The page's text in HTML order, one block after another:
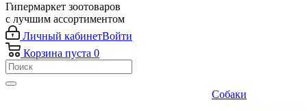
Гипермаркет зоотоваров
с лучшим ассортиментом
Личный кабинетВойти
Корзина пуста 0
Собаки